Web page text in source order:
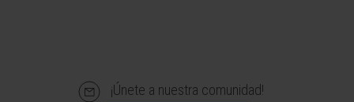
¡Únete a nuestra comunidad!